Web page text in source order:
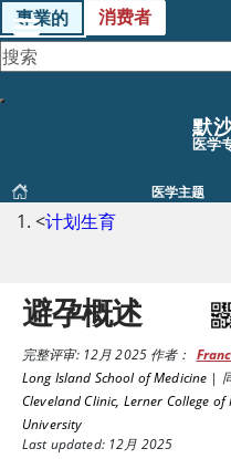
專業的 消费者
默
医学
医学主题
<计划生育
避孕概述
完整评审:12月 2025作者：
Long Island School of Medicine |
Cleveland Clinic, Lerner College of
University
Last updated: 12月 2025